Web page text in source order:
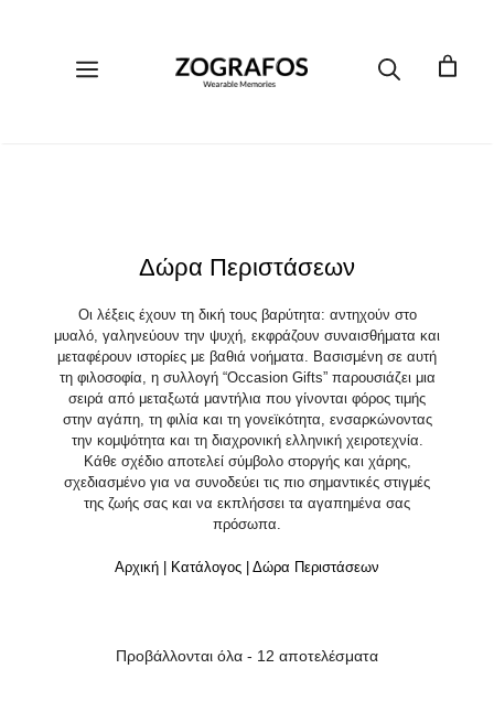
περιεχόμενοΜενού
Δώρα Περιστάσεων
Οι λέξεις έχουν τη δική τους βαρύτητα: αντηχούν στο
μυαλό, γαληνεύουν την ψυχή, εκφράζουν συναισθήματα και
μεταφέρουν ιστορίες με βαθιά νοήματα. Βασισμένη σε αυτή
τη φιλοσοφία, η συλλογή “Occasion Gifts” παρουσιάζει μια
σειρά από μεταξωτά μαντήλια που γίνονται φόρος τιμής
στην αγάπη, τη φιλία και τη γονεϊκότητα, ενσαρκώνοντας
την κομψότητα και τη διαχρονική ελληνική χειροτεχνία.
Κάθε σχέδιο αποτελεί σύμβολο στοργής και χάρης,
σχεδιασμένο για να συνοδεύει τις πιο σημαντικές στιγμές
της ζωής σας και να εκπλήσσει τα αγαπημένα σας
πρόσωπα.
Αρχική | Κατάλογος | Δώρα Περιστάσεων
Προβάλλονται όλα - 12 αποτελέσματα